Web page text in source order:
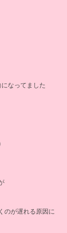
なってました
のが遅れる原因に